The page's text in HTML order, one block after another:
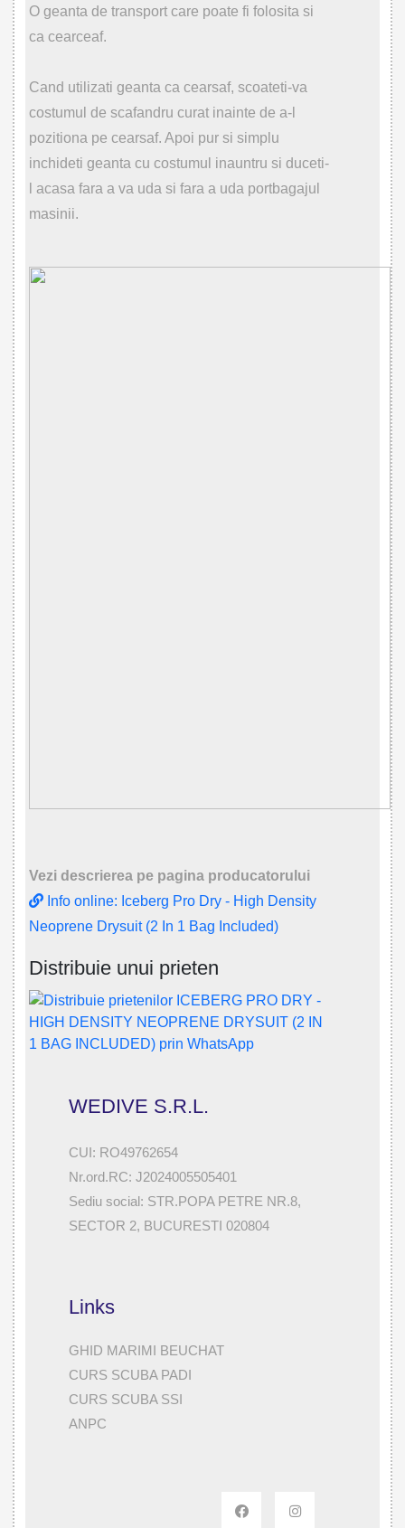
O geanta de transport care poate fi folosita si
ca cearceaf.
Cand utilizati geanta ca cearsaf, scoateti-va
costumul de scafandru curat inainte de a-l
pozitiona pe cearsaf. Apoi pur si simplu
inchideti geanta cu costumul inauntru si duceti-
l acasa fara a va uda si fara a uda portbagajul
masinii.
Vezi descrierea pe pagina producatorului
Info online: Iceberg Pro Dry - High Density
Neoprene Drysuit (2 In 1 Bag Included)
Distribuie unui prieten
WEDIVE S.R.L.
CUI: RO49762654
Nr.ord.RC: J2024005505401
Sediu social: STR.POPA PETRE NR.8,
SECTOR 2, BUCURESTI 020804
Links
GHID MARIMI BEUCHAT
CURS SCUBA PADI
CURS SCUBA SSI
ANPC